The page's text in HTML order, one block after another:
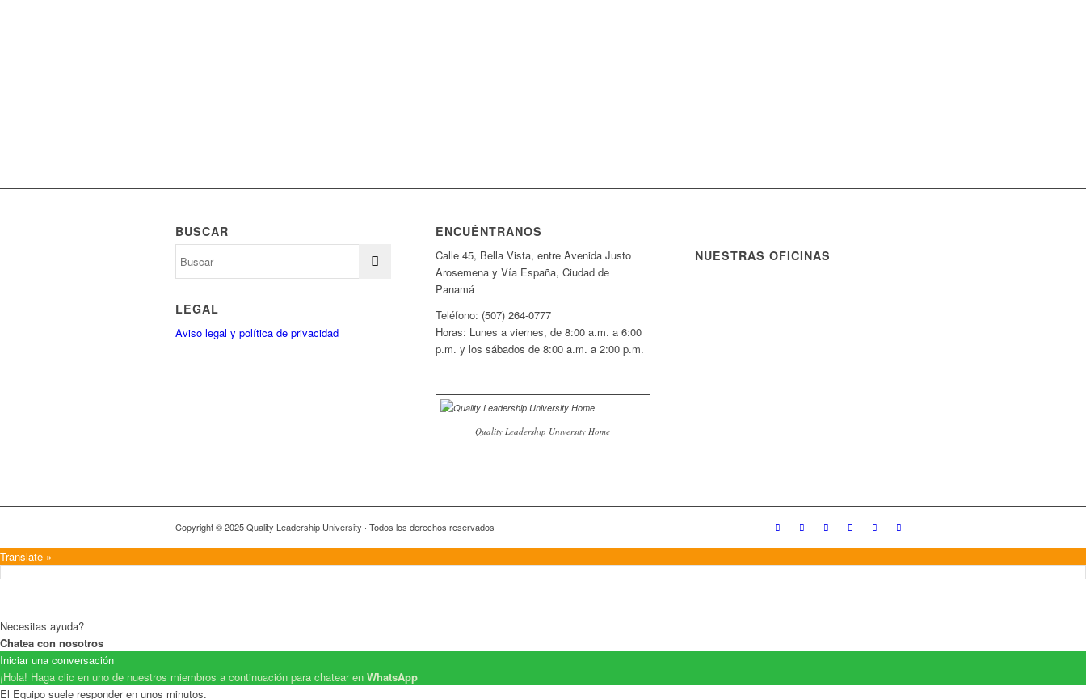
BUSCAR
LEGAL
Aviso legal y política de privacidad
ENCUÉNTRANOS
Calle 45, Bella Vista, entre Avenida Justo
Arosemena y Vía España, Ciudad de
Panamá
Teléfono: (507) 264-0777
Horas: Lunes a viernes, de 8:00 a.m. a 6:00
p.m. y los sábados de 8:00 a.m. a 2:00 p.m.
Quality Leadership University Home
NUESTRAS OFICINAS
Copyright © 2025 Quality Leadership University · Todos los derechos reservados
Translate »
Necesitas ayuda?
Chatea con nosotros
Iniciar una conversación
¡Hola! Haga clic en uno de nuestros miembros a continuación para chatear en WhatsApp
El Equipo suele responder en unos minutos.